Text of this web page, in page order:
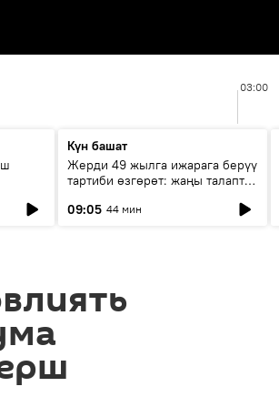
03:00
Күн башат
Жерди 49 жылга ижарага берүү
тартиби өзгөрөт: жаңы талаптар
09:05 44 мин